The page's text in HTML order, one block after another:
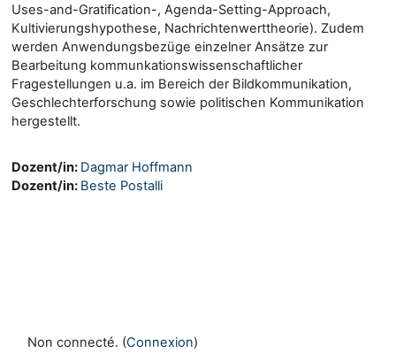
Uses-and-Gratification-, Agenda-Setting-Approach,
Kultivierungshypothese, Nachrichtenwerttheorie). Zudem
werden Anwendungsbezüge einzelner Ansätze zur
Bearbeitung kommunkationswissenschaftlicher
Fragestellungen u.a. im Bereich der Bildkommunikation,
Geschlechterforschung sowie politischen Kommunikation
hergestellt.
Dozent/in: Dagmar Hoffmann
Dozent/in: Beste Postalli
Non connecté. (Connexion)